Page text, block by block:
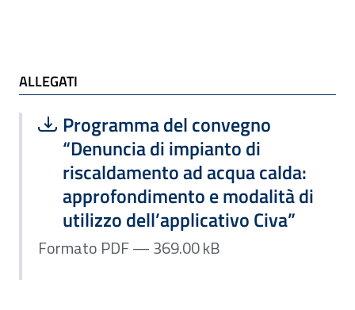
ALLEGATI e TI POTREBBE INTERESSARE
ALLEGATI
Scarica file:
Programma del convegno
“Denuncia di impianto di
riscaldamento ad acqua calda:
approfondimento e modalità di
utilizzo dell’applicativo Civa”
Formato PDF — Dimensione 369.00 kB
Formato PDF — 369.00 kB